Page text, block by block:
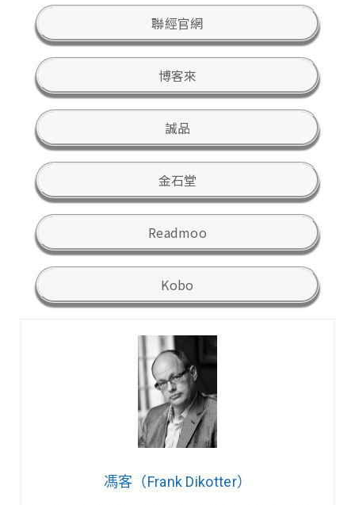
聯經官網
博客來
誠品
金石堂
Readmoo
Kobo
馮客（Frank Dikotter）